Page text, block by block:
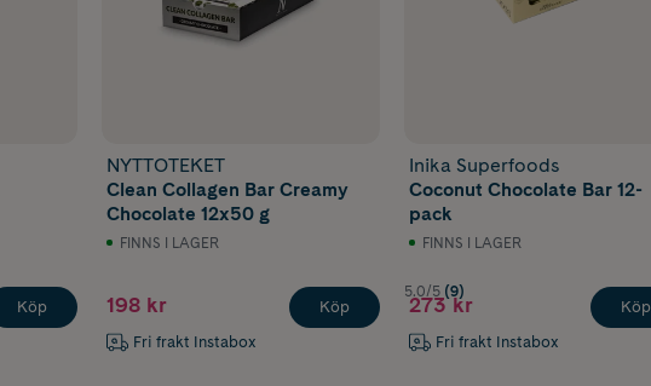
Köp
NYTTOTEKET
Clean Collagen Bar Creamy
Chocolate 12x50 g
FINNS I LAGER
198 kr
Fri frakt Instabox
Köp
Inika Superfoods
Coconut Chocolate Bar 12-
pack
FINNS I LAGER
5.0/5 (9)
273 kr
Fri frakt Instabox
Köp